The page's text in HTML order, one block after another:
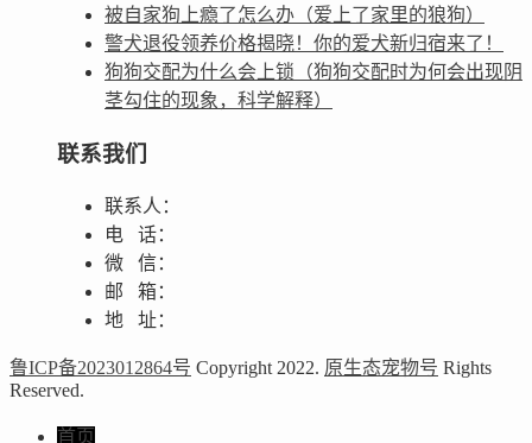
被自家狗上瘾了怎么办（爱上了家里的狼狗）
警犬退役领养价格揭晓！你的爱犬新归宿来了！
狗狗交配为什么会上锁（狗狗交配时为何会出现阴
茎勾住的现象，科学解释）
联系我们
联系人：
电 话：
微 信：
邮 箱：
地 址：
鲁ICP备2023012864号 Copyright 2022. 原生态宠物号 Rights
Reserved.
首页